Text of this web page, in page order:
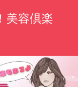
美容倶楽